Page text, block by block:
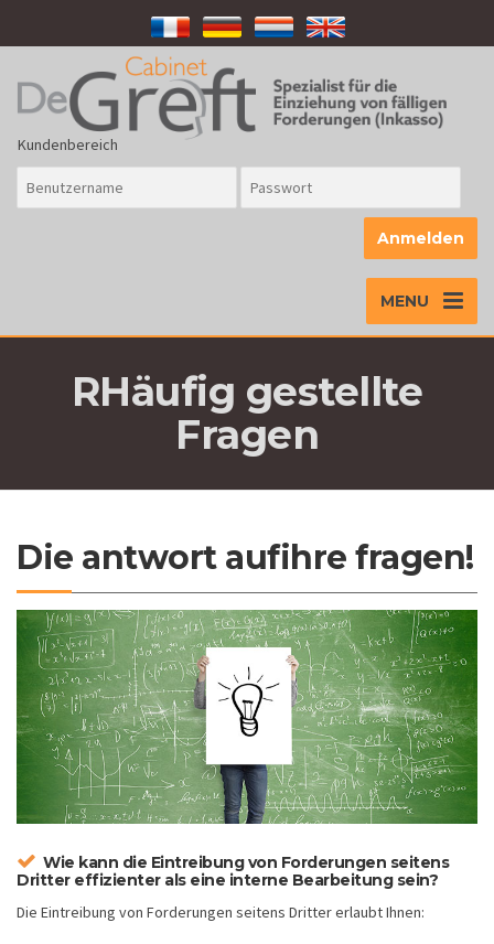
Kundenbereich
MENU
RHäufig gestellte
Fragen
Die antwort aufihre fragen!
Wie kann die Eintreibung von Forderungen seitens
Dritter effizienter als eine interne Bearbeitung sein?
Die Eintreibung von Forderungen seitens Dritter erlaubt Ihnen: